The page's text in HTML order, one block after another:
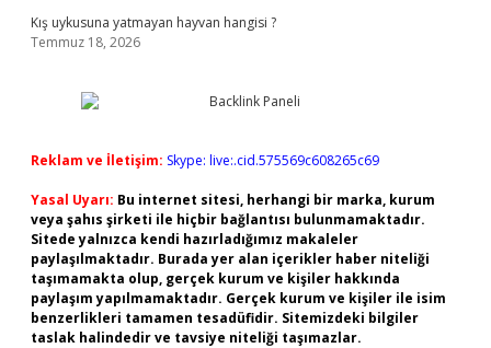
Kış uykusuna yatmayan hayvan hangisi ?
Temmuz 18, 2026
Reklam ve İletişim: Skype: live:.cid.575569c608265c69
Yasal Uyarı: Bu internet sitesi, herhangi bir marka, kurum
veya şahıs şirketi ile hiçbir bağlantısı bulunmamaktadır.
Sitede yalnızca kendi hazırladığımız makaleler
paylaşılmaktadır. Burada yer alan içerikler haber niteliği
taşımamakta olup, gerçek kurum ve kişiler hakkında
paylaşım yapılmamaktadır. Gerçek kurum ve kişiler ile isim
benzerlikleri tamamen tesadüfidir. Sitemizdeki bilgiler
taslak halindedir ve tavsiye niteliği taşımazlar.